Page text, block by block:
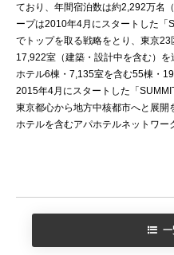
ており、年間宿泊数は約2,292万名
ープは2010年4月にスタートした「
でトップを取る戦略をとり、東京23
17,922室（建築・設計中を含む）
ホテル6棟・7,135室を含む55棟・
2015年4月にスタートした「
東京都心から地方中核都市へと展
ホテルを含むアパホテルネットワー
一